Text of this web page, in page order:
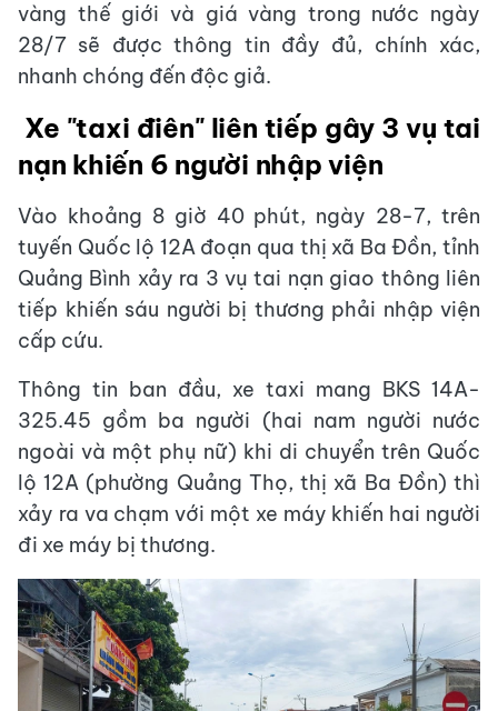
vàng thế giới và giá vàng trong nước ngày
28/7 sẽ được thông tin đầy đủ, chính xác,
nhanh chóng đến độc giả.
Xe "taxi điên" liên tiếp gây 3 vụ tai
nạn khiến 6 người nhập viện
Vào khoảng 8 giờ 40 phút, ngày 28-7, trên
tuyến Quốc lộ 12A đoạn qua thị xã Ba Đồn, tỉnh
Quảng Bình xảy ra 3 vụ tai nạn giao thông liên
tiếp khiến sáu người bị thương phải nhập viện
cấp cứu.
Thông tin ban đầu, xe taxi mang BKS 14A-
325.45 gồm ba người (hai nam người nước
ngoài và một phụ nữ) khi di chuyển trên Quốc
lộ 12A (phường Quảng Thọ, thị xã Ba Đồn) thì
xảy ra va chạm với một xe máy khiến hai người
đi xe máy bị thương.